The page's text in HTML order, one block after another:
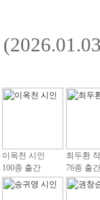
이옥천 시인
100종 출간
최두환
76종 출간